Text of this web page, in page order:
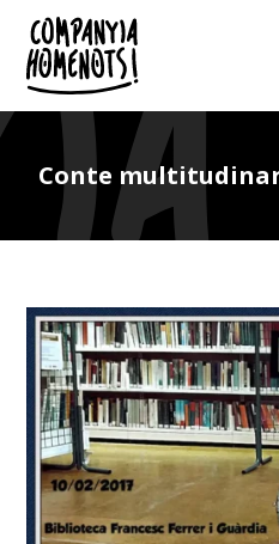
Conte